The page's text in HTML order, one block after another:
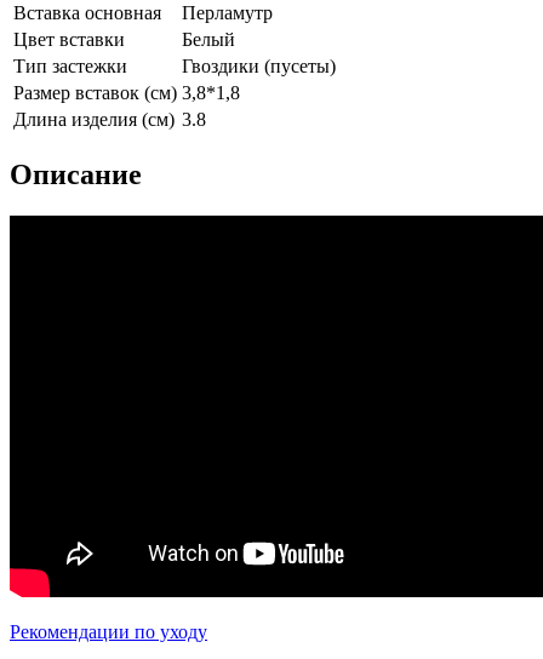
Вставка основная
Перламутр
Цвет вставки
Белый
Тип застежки
Гвоздики (пусеты)
Размер вставок (см) 3,8*1,8
Длина изделия (см) 3.8
Описание
Рекомендации по уходу